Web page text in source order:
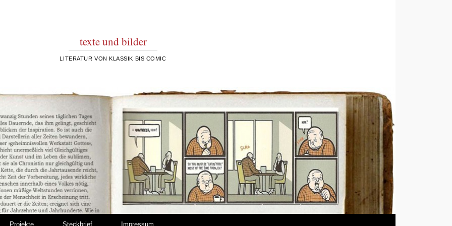
texte und bilder
LITERATUR VON KLASSIK BIS COMIC
Projekte Steckbrief Impressum